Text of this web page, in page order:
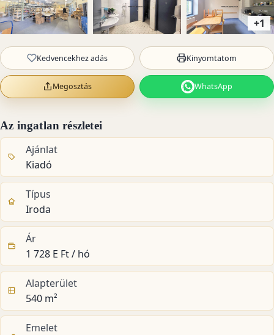
+1
Kedvencekhez adás Kinyomtatom
Megosztás WhatsApp
Az ingatlan részletei
Ajánlat
Kiadó
Típus
Iroda
Ár
1 728 E Ft / hó
Alapterület
540 m²
Emelet